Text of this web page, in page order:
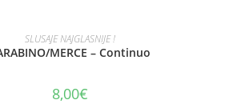
AJOUTER AU PANIER
SLUSAJE NAJGLASNIJE !
MERCE – Continuo
8,00€